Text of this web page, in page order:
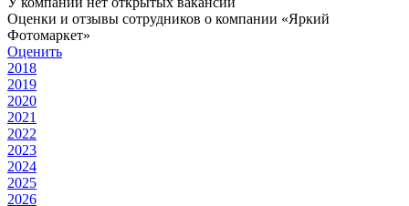
Оценки и отзывы сотрудников о компании «Яркий
Фотомаркет»
Оценить
2018
2019
2020
2021
2022
2023
2024
2025
2026